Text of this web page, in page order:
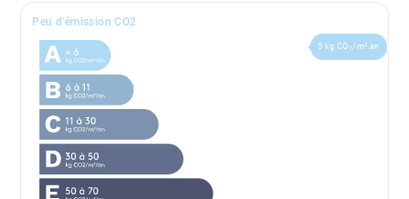
Peu d'émission CO2
5 kg CO₂/m².an